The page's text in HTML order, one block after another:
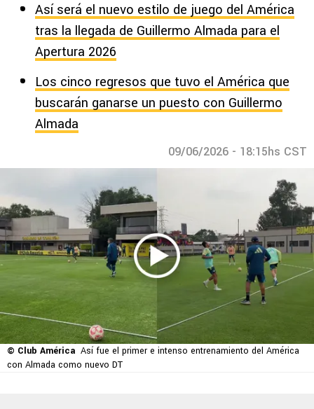
Así será el nuevo estilo de juego del América
tras la llegada de Guillermo Almada para el
Apertura 2026
Los cinco regresos que tuvo el América que
buscarán ganarse un puesto con Guillermo
Almada
09/06/2026 - 18:15hs CST
© Club América Así fue el primer e intenso entrenamiento del América
con Almada como nuevo DT